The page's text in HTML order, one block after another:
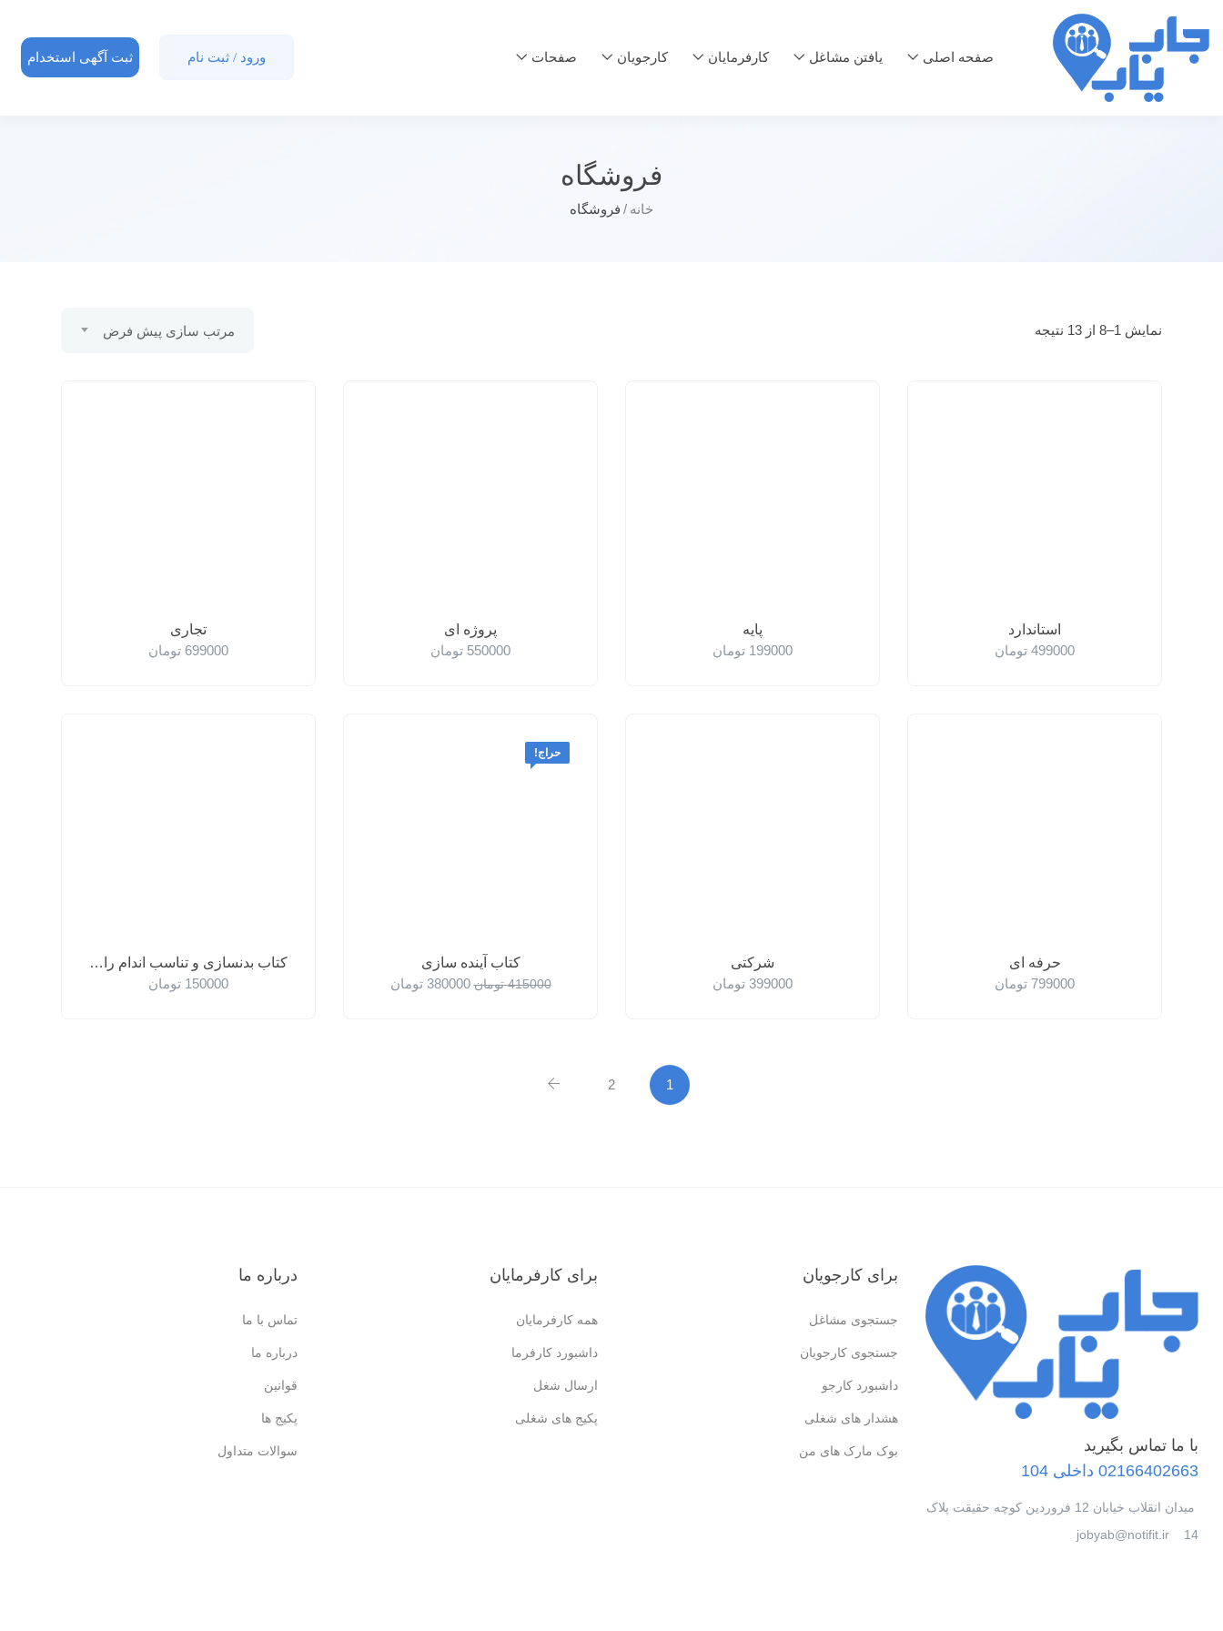
صفحه اصلی یافتن مشاغل کارفرمایان کارجویان صفحات ورود / ثبت نام ثبت آگهی استخدام
فروشگاه
خانه فروشگاه
نمایش 1–8 از 13 نتیجه مرتب سازی پیش فرض
استاندارد
499000 تومان
پایه
199000 تومان
پروژه ای
550000 تومان
تجاری
699000 تومان
حرفه ای
799000 تومان
شرکتی
399000 تومان
حراج!
کتاب آینده سازی
415000 تومان 380000 تومان
کتاب بدنسازی و تناسب اندام را بیاموزید
150000 تومان
1
2
با ما تماس بگیرید
02166402663 داخلی 104
میدان انقلاب خیابان 12 فروردین کوچه حقیقت پلاک
14 jobyab@notifit.ir
برای کارجویان
جستجوی مشاغل
جستجوی کارجویان
داشبورد کارجو
هشدار های شغلی
بوک مارک های من
برای کارفرمایان
همه کارفرمایان
داشبورد کارفرما
ارسال شغل
پکیج های شغلی
درباره ما
تماس با ما
درباره ما
قوانین
پکیج ها
سوالات متداول